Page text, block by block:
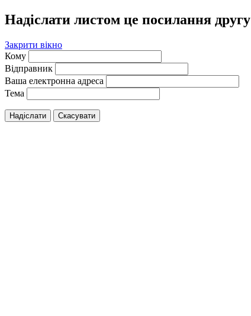
Надіслати листом це посилання другу
Закрити вікно
Кому
Відправник
Ваша електронна адреса
Тема
Надіслати Скасувати